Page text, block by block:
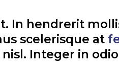
In hendrerit
scelerisque at
Integer in